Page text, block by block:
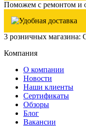
Поможем с ремонтом и
3 розничных магазина:
Компания
О компании
Новости
Наши клиенты
Сертификаты
Обзоры
Блог
Вакансии